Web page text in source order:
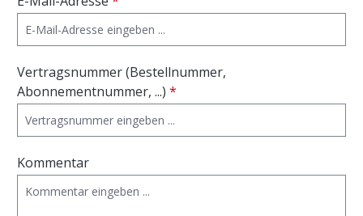
Vertragsnummer (Bestellnummer,
Abonnementnummer, ...) *
Kommentar